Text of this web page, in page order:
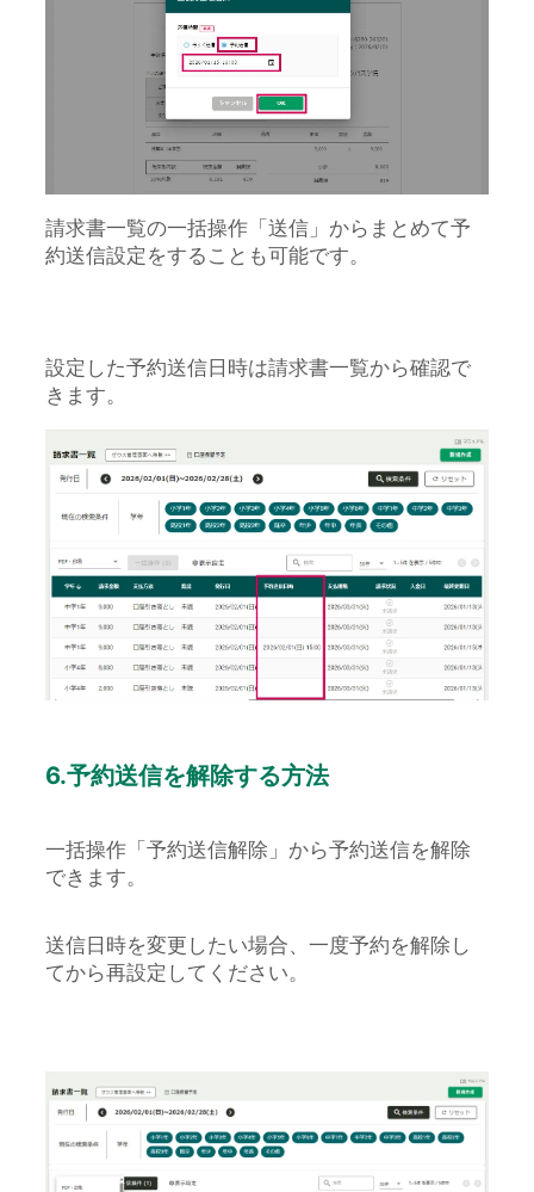
請求書一覧の一括操作「送信」からまとめて予
約送信設定をすることも可能です。
設定した予約送信日時は請求書一覧から確認で
きます。
6.予約送信を解除する方法
一括操作「予約送信解除」から予約送信を解除
できます。
送信日時を変更したい場合、一度予約を解除し
てから再設定してください。